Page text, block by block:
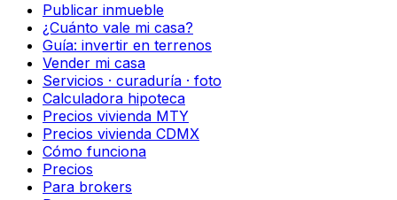
Publicar inmueble
¿Cuánto vale mi casa?
Guía: invertir en terrenos
Vender mi casa
Servicios · curaduría · foto
Calculadora hipoteca
Precios vivienda MTY
Precios vivienda CDMX
Cómo funciona
Precios
Para brokers